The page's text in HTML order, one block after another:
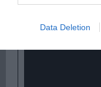
Data Deletion
ΝΙΚΟΣ